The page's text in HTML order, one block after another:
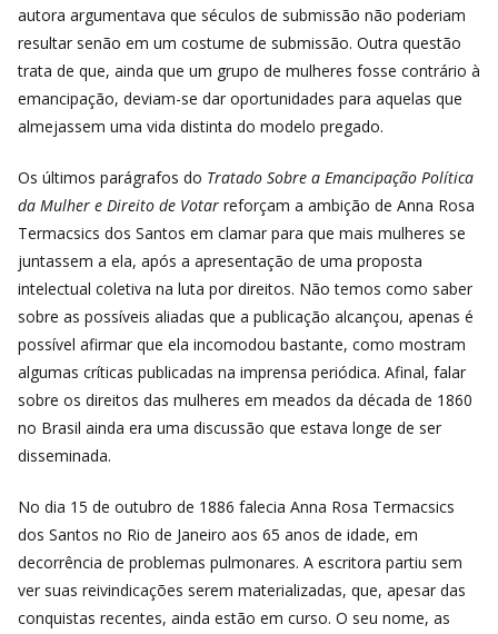
autora argumentava que séculos de submissão não poderiam
resultar senão em um costume de submissão. Outra questão
trata de que, ainda que um grupo de mulheres fosse contrário à
emancipação, deviam-se dar oportunidades para aquelas que
almejassem uma vida distinta do modelo pregado.
Os últimos parágrafos do Tratado Sobre a Emancipação Política
da Mulher e Direito de Votar reforçam a ambição de Anna Rosa
Termacsics dos Santos em clamar para que mais mulheres se
juntassem a ela, após a apresentação de uma proposta
intelectual coletiva na luta por direitos. Não temos como saber
sobre as possíveis aliadas que a publicação alcançou, apenas é
possível afirmar que ela incomodou bastante, como mostram
algumas críticas publicadas na imprensa periódica. Afinal, falar
sobre os direitos das mulheres em meados da década de 1860
no Brasil ainda era uma discussão que estava longe de ser
disseminada.
No dia 15 de outubro de 1886 falecia Anna Rosa Termacsics
dos Santos no Rio de Janeiro aos 65 anos de idade, em
decorrência de problemas pulmonares. A escritora partiu sem
ver suas reivindicações serem materializadas, que, apesar das
conquistas recentes, ainda estão em curso. O seu nome, as